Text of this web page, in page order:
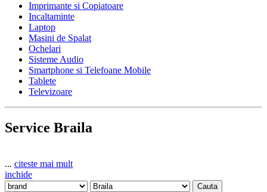
Imprimante si Copiatoare
Incaltaminte
Laptop
Masini de Spalat
Ochelari
Sisteme Audio
Smartphone si Telefoane Mobile
Tablete
Televizoare
Service Braila
... citeste mai mult
inchide